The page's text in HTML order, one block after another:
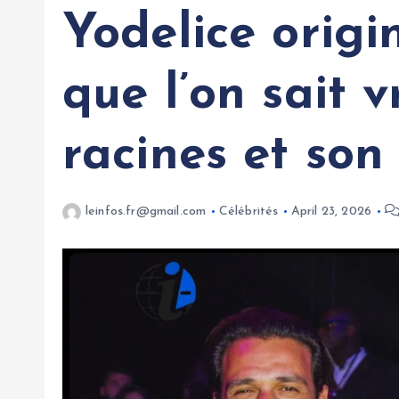
Yodelice
que l’on sait
racines et
leinfos.fr@gmail.com Célébrités April 23, 2026